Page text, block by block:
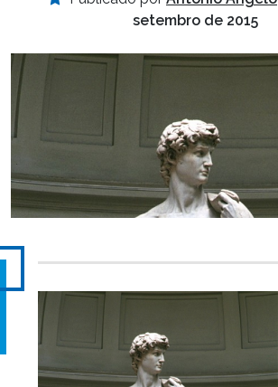
setembro de 2015